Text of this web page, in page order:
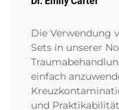
Die Verwendung
Sets in unserer
einfach
und